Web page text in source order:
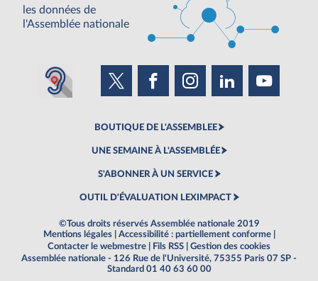
les données de
l'Assemblée nationale
BOUTIQUE DE L'ASSEMBLEE
UNE SEMAINE À L'ASSEMBLÉE
S'ABONNER À UN SERVICE
OUTIL D'ÉVALUATION LEXIMPACT
©Tous droits réservés Assemblée nationale 2019
Mentions légales
Accessibilité : partiellement conforme
Contacter le webmestre
Fils RSS
Gestion des cookies
Assemblée nationale - 126 Rue de l'Université, 75355 Paris 07 SP -
Standard 01 40 63 60 00